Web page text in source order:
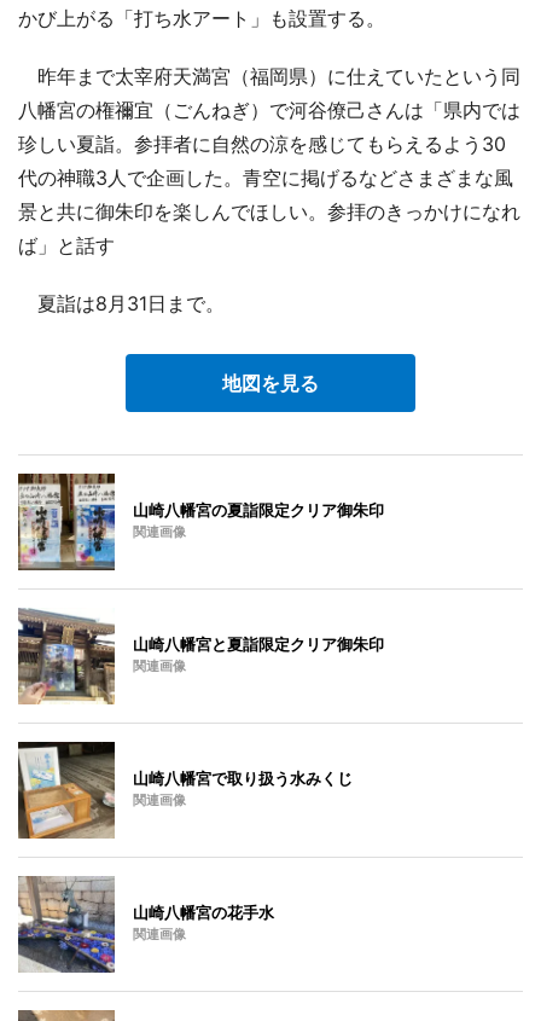
かび上がる「打ち水アート」も設置する。
昨年まで太宰府天満宮（福岡県）に仕えていたという同
八幡宮の権禰宜（ごんねぎ）で河谷僚己さんは「県内では
珍しい夏詣。参拝者に自然の涼を感じてもらえるよう30
代の神職3人で企画した。青空に掲げるなどさまざまな風
景と共に御朱印を楽しんでほしい。参拝のきっかけになれ
ば」と話す
夏詣は8月31日まで。
地図を見る
山崎八幡宮の夏詣限定クリア御朱印
関連画像
山崎八幡宮と夏詣限定クリア御朱印
関連画像
山崎八幡宮で取り扱う水みくじ
関連画像
山崎八幡宮の花手水
関連画像